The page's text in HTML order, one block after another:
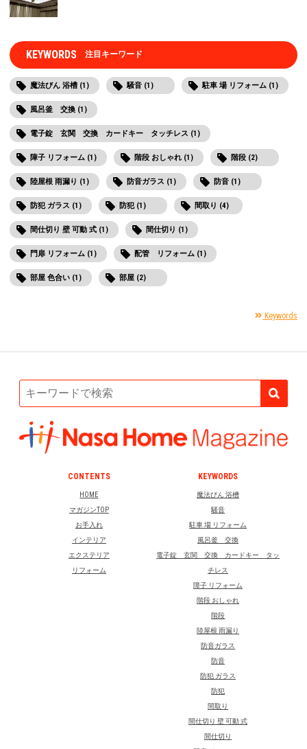
KEYWORDS 注目キーワード
魔法びん 浴槽 (1) 騒音 (1) 駐車 場 リフォーム (1)
風呂釜 交換 (1)
電子錠 玄関 交換 カードキー タッチレス (1)
障子 リフォーム (1) 階段 おしゃれ (1) 階段 (2)
陸屋根 雨漏り (1) 防音ガラス (1) 防音 (1)
防犯 ガラス (1) 防犯 (1) 間取り (4)
間仕切り 壁 可動 式 (1) 間仕切り (1)
門扉 リフォーム (1) 配管 リフォーム (1)
部屋 色合い (1) 部屋 (2)
Keywords
CONTENTS
HOME
マガジンTOP
お手入れ
インテリア
エクステリア
リフォーム
KEYWORDS
魔法びん 浴槽
騒音
駐車 場 リフォーム
風呂釜 交換
電子錠 玄関 交換 カードキー タッ
チレス
障子 リフォーム
階段 おしゃれ
階段
陸屋根 雨漏り
防音ガラス
防音
防犯 ガラス
防犯
間取り
間仕切り 壁 可動 式
間仕切り